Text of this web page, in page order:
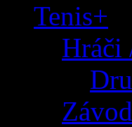
Tenis+
Hráči